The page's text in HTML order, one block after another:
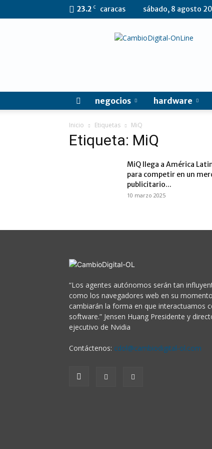
23.2 C caracas sábado, 8 agosto
CambioDigital
negocios hardware
Inicio Etiquetas MiQ
Etiqueta: MiQ
MiQ llega a América
para competir en un
publicitario...
10 marzo 2025
“Los agentes autónomos serán tan
como los navegadores web en su
cambiarán la forma en que interactuamos
software.” Jensen Huang Presidente y
ejecutivo de Nvidia
Contáctenos: cdol@cambiodigital-ol.com